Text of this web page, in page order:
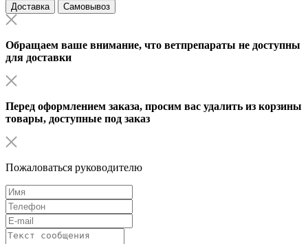
Доставка Самовывоз
Обращаем ваше внимание, что ветпрепараты не доступны
для доставки
Перед оформлением заказа, просим вас удалить из корзины
товары, доступные под заказ
Пожаловаться руководителю